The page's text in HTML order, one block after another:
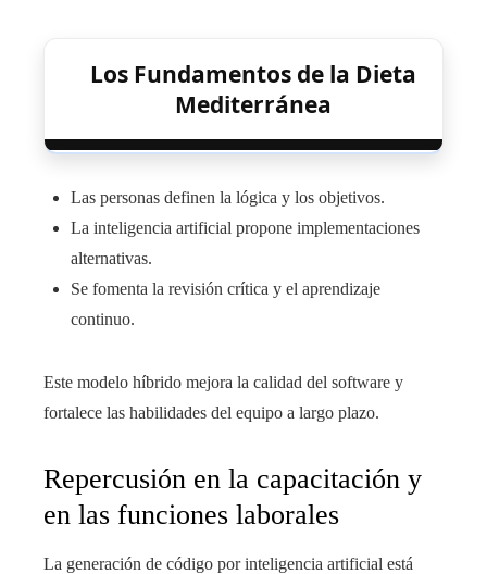
Los Fundamentos de la Dieta
Mediterránea
Las personas definen la lógica y los objetivos.
La inteligencia artificial propone implementaciones
alternativas.
Se fomenta la revisión crítica y el aprendizaje
continuo.
Este modelo híbrido mejora la calidad del software y
fortalece las habilidades del equipo a largo plazo.
Repercusión en la capacitación y
en las funciones laborales
La generación de código por inteligencia artificial está